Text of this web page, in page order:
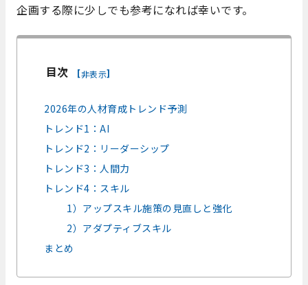
企画する際に少しでも参考になれば幸いです。
目次 [非表示]
2026年の人材育成トレンド予測
トレンド1：AI
トレンド2：リーダーシップ
トレンド3：人間力
トレンド4：スキル
1）アップスキル施策の見直しと強化
2）アダプティブスキル
まとめ